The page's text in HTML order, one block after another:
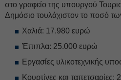
στο γραφείο της υπουργού
Δημόσιο τουλάχιστον το ποσό
Χαλιά: 17.980 ευρώ
Έπιπλα: 25.000 ευρώ
Εργασίες υλικοτεχνικής
Κουρτίνες και